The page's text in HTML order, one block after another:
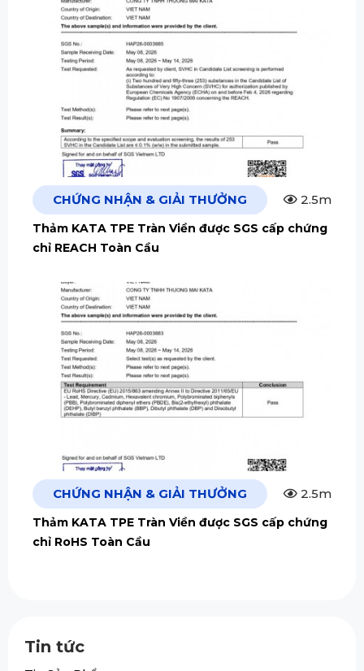
CHỨNG NHẬN & GIẢI THƯỞNG 2.5m
Thảm KATA TPE Tràn Viền được SGS cấp chứng
chỉ REACH Toàn Cầu
CHỨNG NHẬN & GIẢI THƯỞNG 2.5m
Thảm KATA TPE Tràn Viền được SGS cấp chứng
chỉ RoHS Toàn Cầu
Tin tức